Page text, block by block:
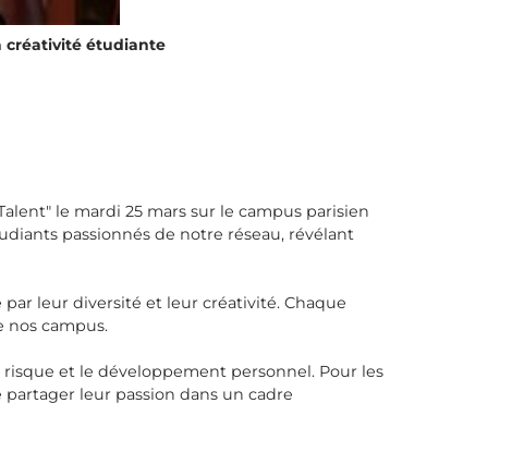
créativité étudiante
le mardi 25 mars sur le campus parisien
passionnés de notre réseau, révélant
leur diversité et leur créativité. Chaque
campus.
et le développement personnel. Pour les
leur passion dans un cadre